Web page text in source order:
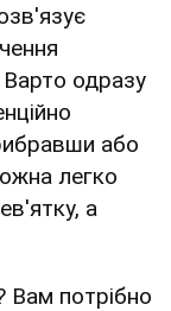
Варто одразу
або
легко
а
Вам потрібно